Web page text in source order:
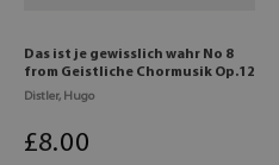
Das ist je gewisslich wahr No 8
from Geistliche Chormusik Op.12
Distler, Hugo
£8.00